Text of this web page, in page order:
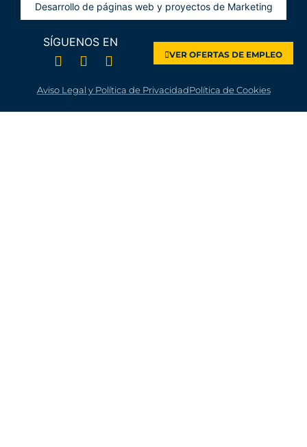
Desarrollo de páginas web y proyectos de Marketing
SÍGUENOS EN
VER OFERTAS DE EMPLEO
Aviso Legal y Política de PrivacidadPolítica de Cookies